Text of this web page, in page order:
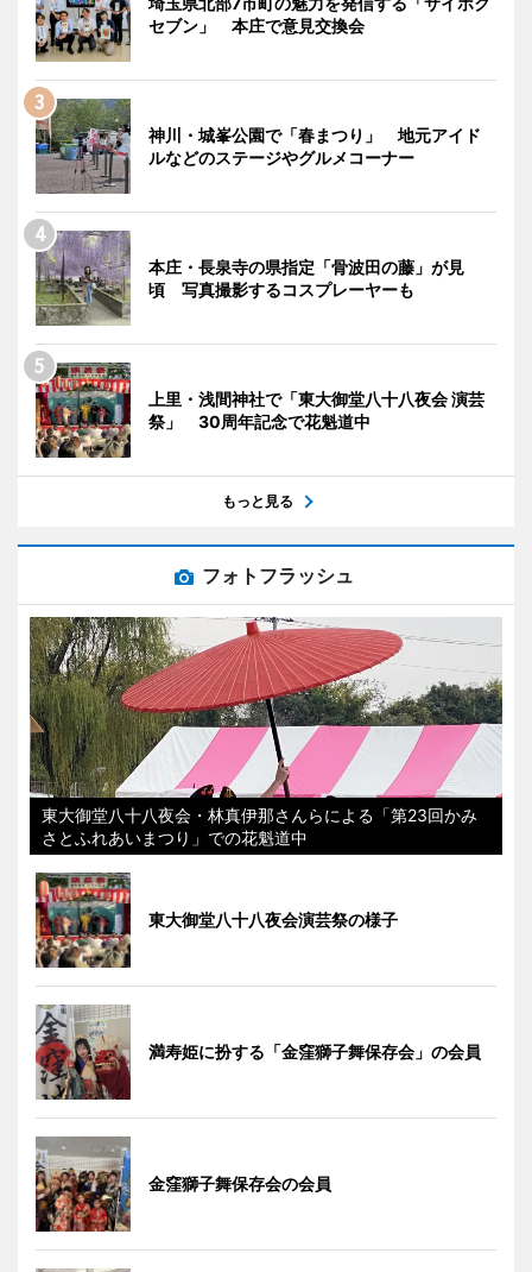
セブン」 本庄で意見交換会
神川・城峯公園で「春まつり」 地元アイド
ルなどのステージやグルメコーナー
本庄・長泉寺の県指定「骨波田の藤」が見
頃 写真撮影するコスプレーヤーも
上里・浅間神社で「東大御堂八十八夜会 演芸
祭」 30周年記念で花魁道中
もっと見る
フォトフラッシュ
東大御堂八十八夜会・林真伊那さんらによる「第23回かみ
さとふれあいまつり」での花魁道中
東大御堂八十八夜会演芸祭の様子
満寿姫に扮する「金窪獅子舞保存会」の会員
金窪獅子舞保存会の会員